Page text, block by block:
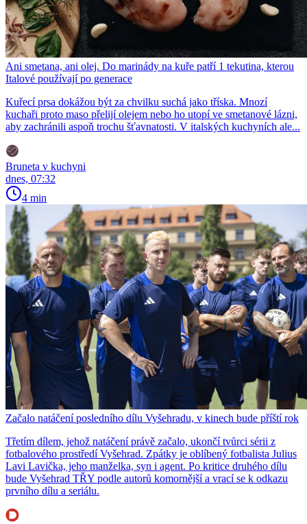
Ani smetana, ani olej. Do marinády na kuře patří 1 tekutina, kterou
Italové používají po generace
Kuřecí prsa dokážou být za chvilku suchá jako tříska. Mnozí
kuchaři proto maso přelijí olejem nebo ho utopí ve smetanové lázni,
aby zachránili aspoň trochu šťavnatosti. V italských kuchyních ale...
Bruneta v kuchyni
dnes, 07:32
4 min
Začalo natáčení posledního dílu Vyšehradu, v kinech bude příští rok
Třetím dílem, jehož natáčení právě začalo, ukončí tvůrci sérii z
fotbalového prostředí Vyšehrad. Zpátky je oblíbený fotbalista Julius
Lavi Lavička, jeho manželka, syn i agent. Po kritice druhého dílu
bude Vyšehrad TŘY podle autorů komornější a vrací se k odkazu
prvního dílu a seriálu.